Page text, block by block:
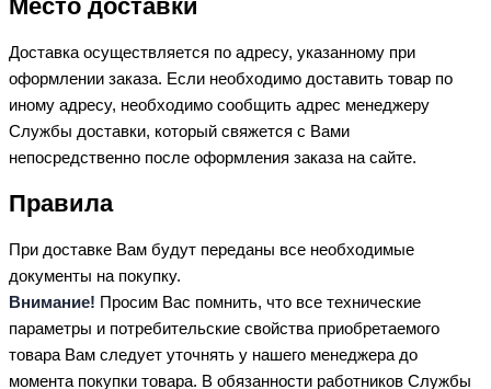
Место доставки
Доставка осуществляется по адресу, указанному при
оформлении заказа. Если необходимо доставить товар по
иному адресу, необходимо сообщить адрес менеджеру
Службы доставки, который свяжется с Вами
непосредственно после оформления заказа на сайте.
Правила
При доставке Вам будут переданы все необходимые
документы на покупку.
Внимание! Просим Вас помнить, что все технические
параметры и потребительские свойства приобретаемого
товара Вам следует уточнять у нашего менеджера до
момента покупки товара. В обязанности работников Службы